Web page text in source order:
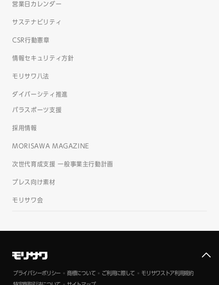
営業日カレンダー
サステナビリティ
CSR行動憲章
情報セキュリティ方針
モリサワ八法
ダイバーシティ推進
パラスポーツ支援
採用情報
MORISAWA MAGAZINE
次世代育成支援 一般事業主行動計画
プレス向け素材
モリサワ会
プライバシーポリシー 商標について ご利用に際して モリサワストア利用規約